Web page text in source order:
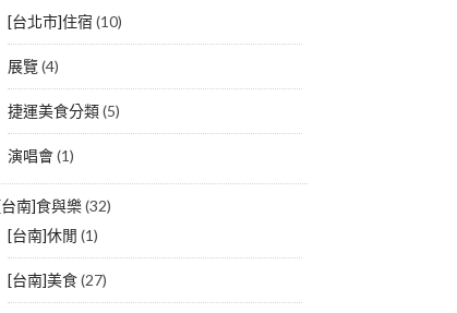
[台北市]住宿 (10)
展覽(4)
捷運美食分類(5)
演唱會(1)
南]食與樂(32)
[台南]休閒 (1)
[台南]美食(27)